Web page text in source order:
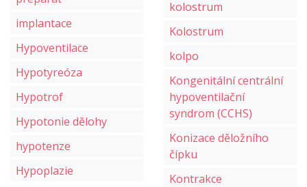
implantace
Hypoventilace
Hypotyreóza
Hypotrof
Hypotonie dělohy
hypotenze
Hypoplazie
kolostrum
Kolostrum
kolpo
Kongenitální centrální
hypoventilační
syndrom (CCHS)
Konizace děložního
čípku
Kontrakce